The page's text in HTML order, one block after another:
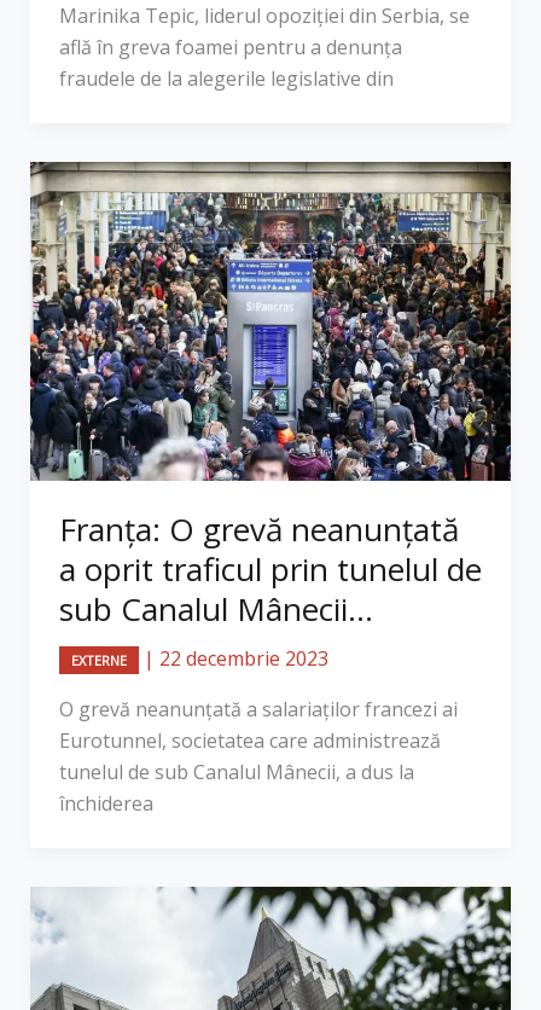
Marinika Tepic, liderul opoziţiei din Serbia, se
află în greva foamei pentru a denunţa
fraudele de la alegerile legislative din
Franța: O grevă neanunțată
a oprit traficul prin tunelul de
sub Canalul Mânecii...
EXTERNE | 22 decembrie 2023
O grevă neanunţată a salariaţilor francezi ai
Eurotunnel, societatea care administrează
tunelul de sub Canalul Mânecii, a dus la
închiderea